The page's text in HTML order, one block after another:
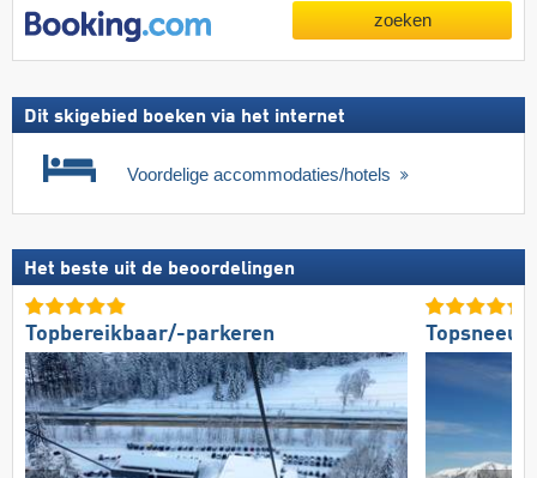
zoeken
Dit skigebied boeken via het internet
Voordelige accommodaties/hotels
Het beste uit de beoordelingen
Topbereikbaar/-parkeren